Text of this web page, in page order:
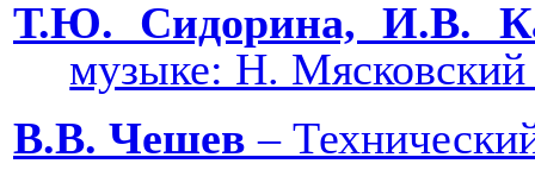
Т.Ю. Сидорина, И.В.
музыке: Н.
В.В. Чешев ‒